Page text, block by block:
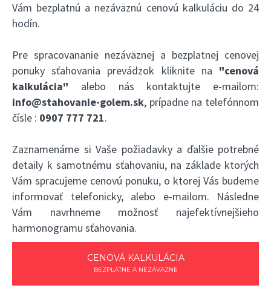
Vám bezplatnú a nezáväznú cenovú kalkuláciu do 24
hodín.
Pre spracovananie nezáväznej a bezplatnej cenovej
ponuky sťahovania prevádzok kliknite na "cenová
kalkulácia" alebo nás kontaktujte e-mailom:
info@stahovanie-golem.sk, prípadne na telefónnom
čísle : 0907 777 721.
Zaznamenáme si Vaše požiadavky a ďalšie potrebné
detaily k samotnému sťahovaniu, na základe ktorých
Vám spracujeme cenovú ponuku, o ktorej Vás budeme
informovať telefonicky, alebo e-mailom. Následne
Vám navrhneme možnosť najefektívnejšieho
harmonogramu sťahovania.
CENOVÁ KALKULÁCIA
BEZPLATNE A NEZÁVÄZNE